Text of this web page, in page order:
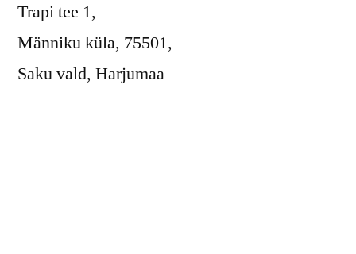
Trapi tee 1,
Männiku küla, 75501,
Saku vald, Harjumaa